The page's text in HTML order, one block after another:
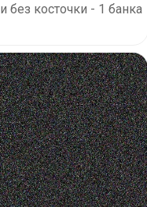
без косточки - 1 банка